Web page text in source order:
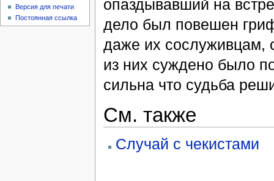
опаздывавший на
дело был повешен
даже их сослуживцам,
из них суждено было
сильна что судьба
См. также
Случай с чекистами
Версия для печати
Постоянная ссылка